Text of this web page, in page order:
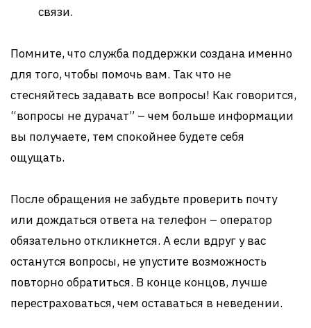
связи.
Помните, что служба поддержки создана именно
для того, чтобы помочь вам. Так что не
стесняйтесь задавать все вопросы! Как говорится,
“вопросы не дурачат” – чем больше информации
вы получаете, тем спокойнее будете себя
ощущать.
После обращения не забудьте проверить почту
или дождаться ответа на телефон – оператор
обязательно откликнется. А если вдруг у вас
останутся вопросы, не упустите возможность
повторно обратиться. В конце концов, лучше
перестраховаться, чем оставаться в неведении.